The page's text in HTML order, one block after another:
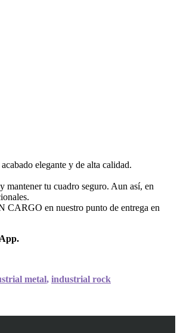
elegante y de alta calidad.
mantener tu cuadro seguro. Aun así, en
CARGO en nuestro punto de entrega en
metal, industrial rock